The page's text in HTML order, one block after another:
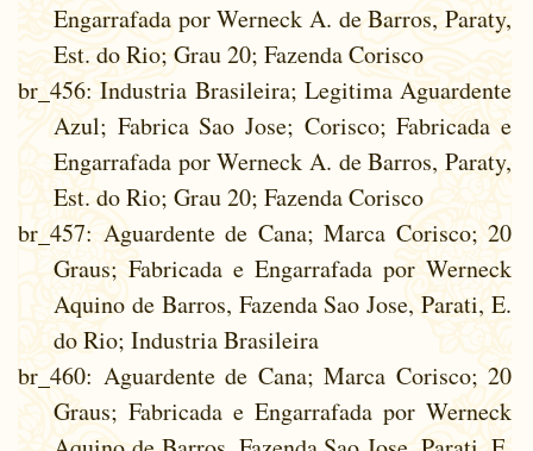
Engarrafada por Werneck A. de Barros, Paraty,
Est. do Rio; Grau 20; Fazenda Corisco
br_456: Industria Brasileira; Legitima Aguardente
Azul; Fabrica Sao Jose; Corisco; Fabricada e
Engarrafada por Werneck A. de Barros, Paraty,
Est. do Rio; Grau 20; Fazenda Corisco
br_457: Aguardente de Cana; Marca Corisco; 20
Graus; Fabricada e Engarrafada por Werneck
Aquino de Barros, Fazenda Sao Jose, Parati, E.
do Rio; Industria Brasileira
br_460: Aguardente de Cana; Marca Corisco; 20
Graus; Fabricada e Engarrafada por Werneck